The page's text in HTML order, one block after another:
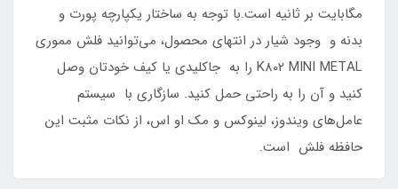
مگابایت بر ثانیه است.با توجه به ساختار یکپارچه پورت و
بدنه و وجود شیار در انتهای محصول، می‌توانید فلش مموری
K802 MINI METAL را به جاکلیدی یا کیف خودتان وصل
کنید و آن را به راحتی حمل کنید. سازگاری با سیستم
عامل‌های ویندوز، لینوکس و مک او اس، از نکات مثبت این
حافظه فلش است.